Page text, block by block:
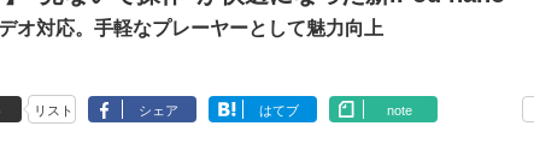
オ対応。手軽なプレーヤーとして魅力向上
リスト シェア はてブ note